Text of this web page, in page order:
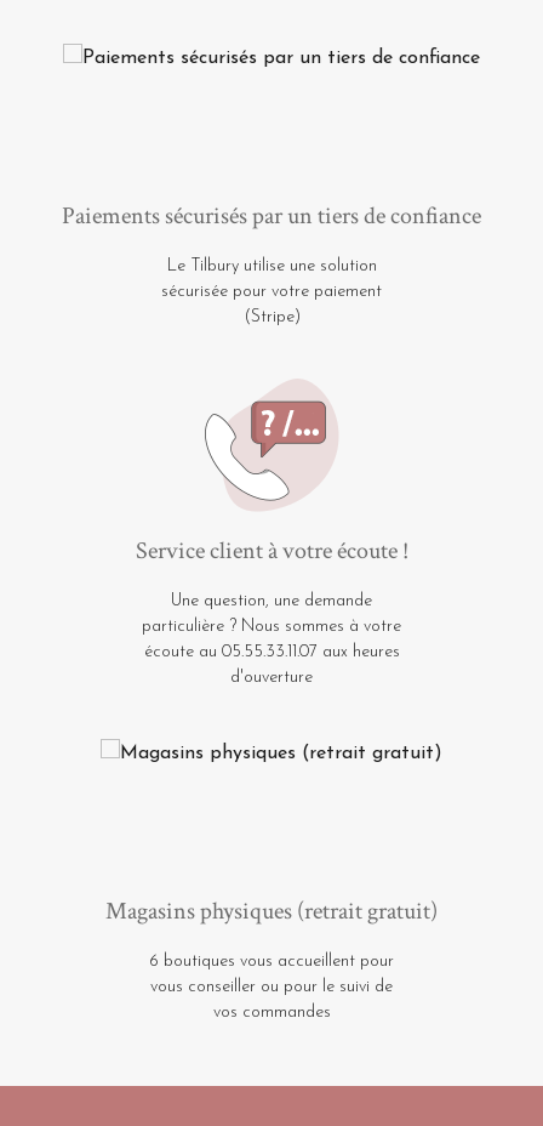
Paiements sécurisés par un tiers de confiance
Le Tilbury utilise une solution
sécurisée pour votre paiement
(Stripe)
Service client à votre écoute !
Une question, une demande
particulière ? Nous sommes à votre
écoute au 05.55.33.11.07 aux heures
d'ouverture
Magasins physiques (retrait gratuit)
6 boutiques vous accueillent pour
vous conseiller ou pour le suivi de
vos commandes